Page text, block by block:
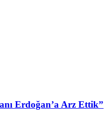
Erdoğan’a Arz Ettik”